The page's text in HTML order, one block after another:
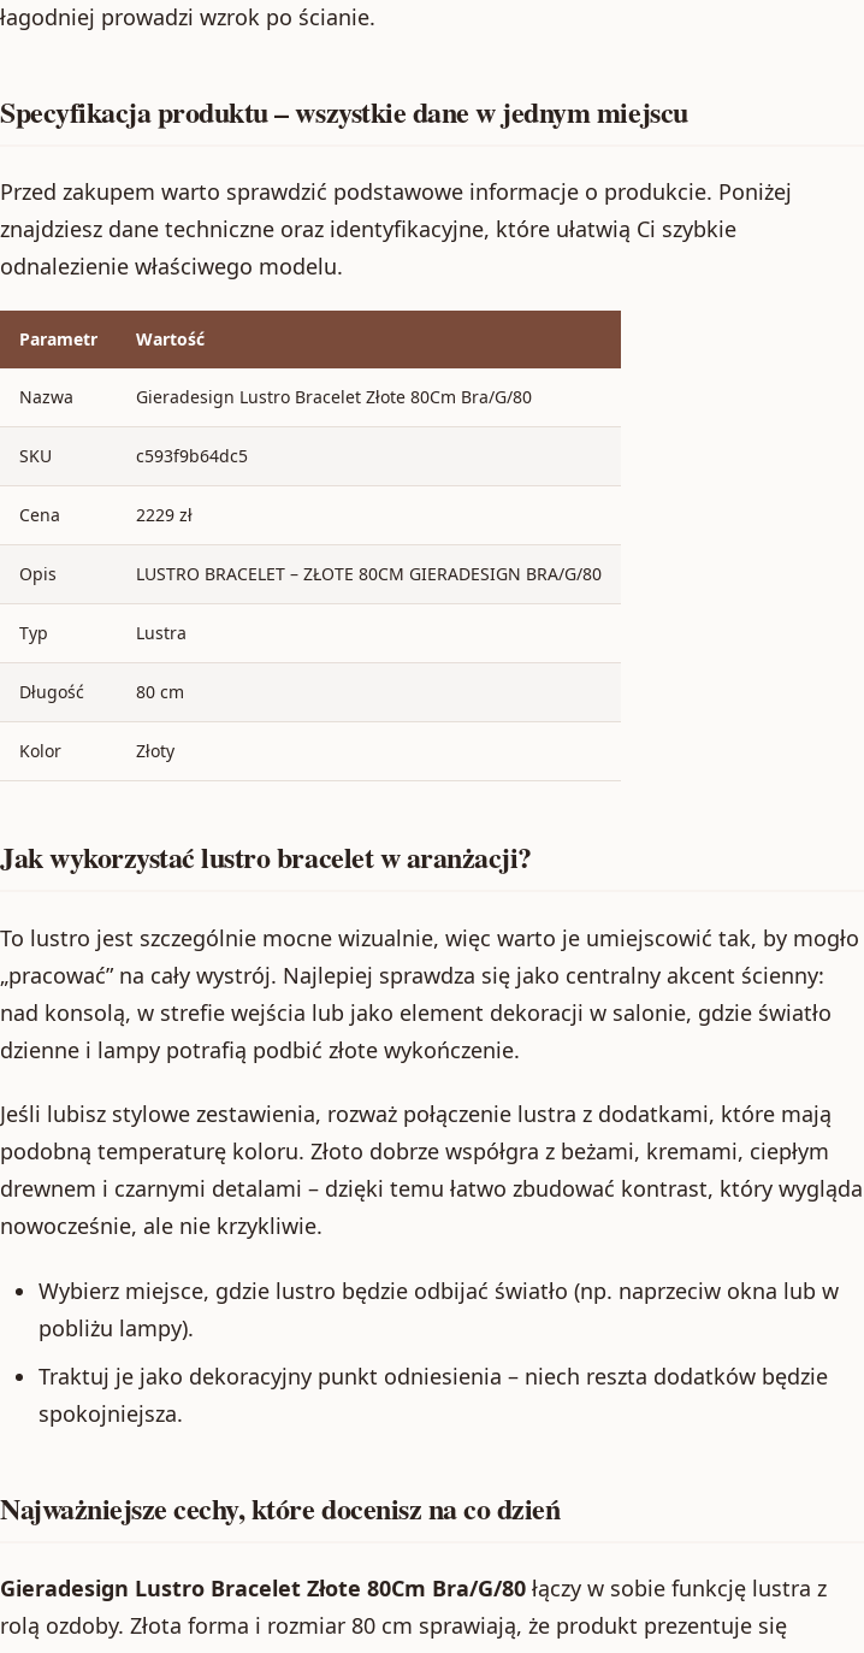
łagodniej prowadzi wzrok po ścianie.
Specyfikacja produktu – wszystkie dane w jednym miejscu
Przed zakupem warto sprawdzić podstawowe informacje o produkcie. Poniżej
znajdziesz dane techniczne oraz identyfikacyjne, które ułatwią Ci szybkie
odnalezienie właściwego modelu.
Parametr Wartość
Nazwa Gieradesign Lustro Bracelet Złote 80Cm Bra/G/80
SKU c593f9b64dc5
Cena 2229 zł
Opis LUSTRO BRACELET – ZŁOTE 80CM GIERADESIGN BRA/G/80
Typ Lustra
Długość 80 cm
Kolor Złoty
Jak wykorzystać lustro bracelet w aranżacji?
To lustro jest szczególnie mocne wizualnie, więc warto je umiejscowić tak, by mogło
„pracować” na cały wystrój. Najlepiej sprawdza się jako centralny akcent ścienny:
nad konsolą, w strefie wejścia lub jako element dekoracji w salonie, gdzie światło
dzienne i lampy potrafią podbić złote wykończenie.
Jeśli lubisz stylowe zestawienia, rozważ połączenie lustra z dodatkami, które mają
podobną temperaturę koloru. Złoto dobrze współgra z beżami, kremami, ciepłym
drewnem i czarnymi detalami – dzięki temu łatwo zbudować kontrast, który wygląda
nowocześnie, ale nie krzykliwie.
Wybierz miejsce, gdzie lustro będzie odbijać światło (np. naprzeciw okna lub w
pobliżu lampy).
Traktuj je jako dekoracyjny punkt odniesienia – niech reszta dodatków będzie
spokojniejsza.
Najważniejsze cechy, które docenisz na co dzień
Gieradesign Lustro Bracelet Złote 80Cm Bra/G/80 łączy w sobie funkcję lustra z
rolą ozdoby. Złota forma i rozmiar 80 cm sprawiają, że produkt prezentuje się